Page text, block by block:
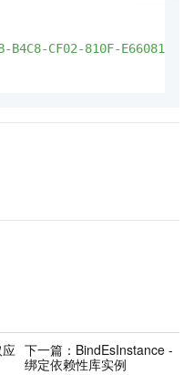
B4C8-CF02-810F-
下一篇： BindEsInstance -
绑定依赖性库实例